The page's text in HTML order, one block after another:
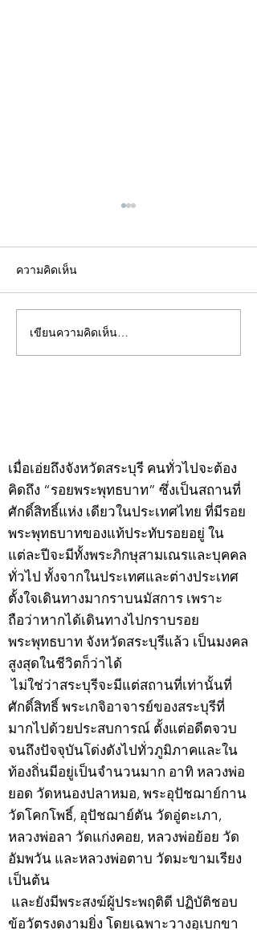
คอลัมน์"จับชีพจรวงการ
พระ"ประจำพุธที่ 29
ความคิดเห็น
เขียนความคิดเห็น…
เมื่อเอ่ยถึงจังหวัดสระบุรี คนทั่วไปจะต้อง
คิดถึง “รอยพระพุทธบาท” ซึ่งเป็นสถานที่
ศักดิ์สิทธิ์แห่ง เดียวในประเทศไทย ที่มีรอย
พระพุทธบาทของแท้ประทับรอยอยู่ ใน
แต่ละปีจะมีทั้งพระภิกษุสามเณรและบุคคล
ทั่วไป ทั้งจากในประเทศและต่างประเทศ
ตั้งใจเดินทางมากราบนมัสการ เพราะ
ถือว่าหากได้เดินทางไปกราบรอย
พระพุทธบาท จังหวัดสระบุรีแล้ว เป็นมงคล
สูงสุดในชีวิตก็ว่าได้
ไม่ใช่ว่าสระบุรีจะมีแต่สถานที่เท่านั้นที่
ศักดิ์สิทธิ์ พระเกจิอาจารย์ของสระบุรีที่
มากไปด้วยประสบการณ์ ตั้งแต่อดีตจวบ
จนถึงปัจจุบันโด่งดังไปทั่วภูมิภาคและใน
ท้องถิ่นมีอยู่เป็นจำนวนมาก อาทิ หลวงพ่อ
ยอด วัดหนองปลาหมอ, พระอุปัชฌาย์กาน
วัดโคกโพธิ์, อุปัชฌาย์ตัน วัดอู่ตะเภา,
หลวงพ่อลา วัดแก่งคอย, หลวงพ่อย้อย วัด
อัมพวัน และหลวงพ่อตาบ วัดมะขามเรียง
เป็นต้น
และยังมีพระสงฆ์ผู้ประพฤติดี ปฏิบัติชอบ
ข้อวัตรงดงามยิ่ง โดยเฉพาะวางอุเบกขา